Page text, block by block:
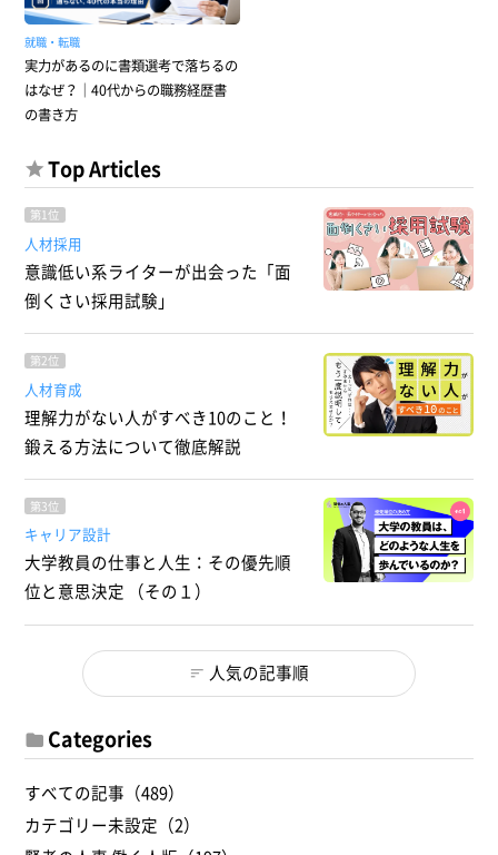
就職・転職
実力があるのに書類選考で落ちるの
はなぜ？｜40代からの職務経歴書
の書き方
Top Articles
第1位
人材採用
意識低い系ライターが出会った「面
倒くさい採用試験」
第2位
人材育成
理解力がない人がすべき10のこと！
鍛える方法について徹底解説
第3位
キャリア設計
大学教員の仕事と人生：その優先順
位と意思決定 （その１）
人気の記事順
Categories
すべての記事（489）
カテゴリー未設定（2）